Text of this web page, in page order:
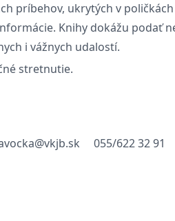
príbehov, ukrytých v
Knihy dokážu podať
i vážnych udalostí.
stretnutie.
055/622 32 91